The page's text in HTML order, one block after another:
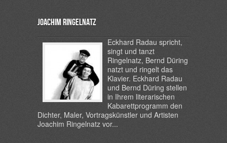
Joachim Ringelnatz
Eckhard Radau spricht,
singt und tanzt
Ringelnatz, Bernd Düring
natzt und ringelt das
Klavier. Eckhard Radau
und Bernd Düring stellen
in Ihrem literarischen
Kabarettprogramm den
Dichter, Maler, Vortragskünstler und Artisten
Joachim Ringelnatz vor...